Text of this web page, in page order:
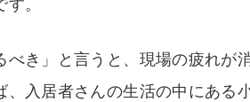
。
べき」と言うと、現場の疲れが
、入居者さんの生活の中にある